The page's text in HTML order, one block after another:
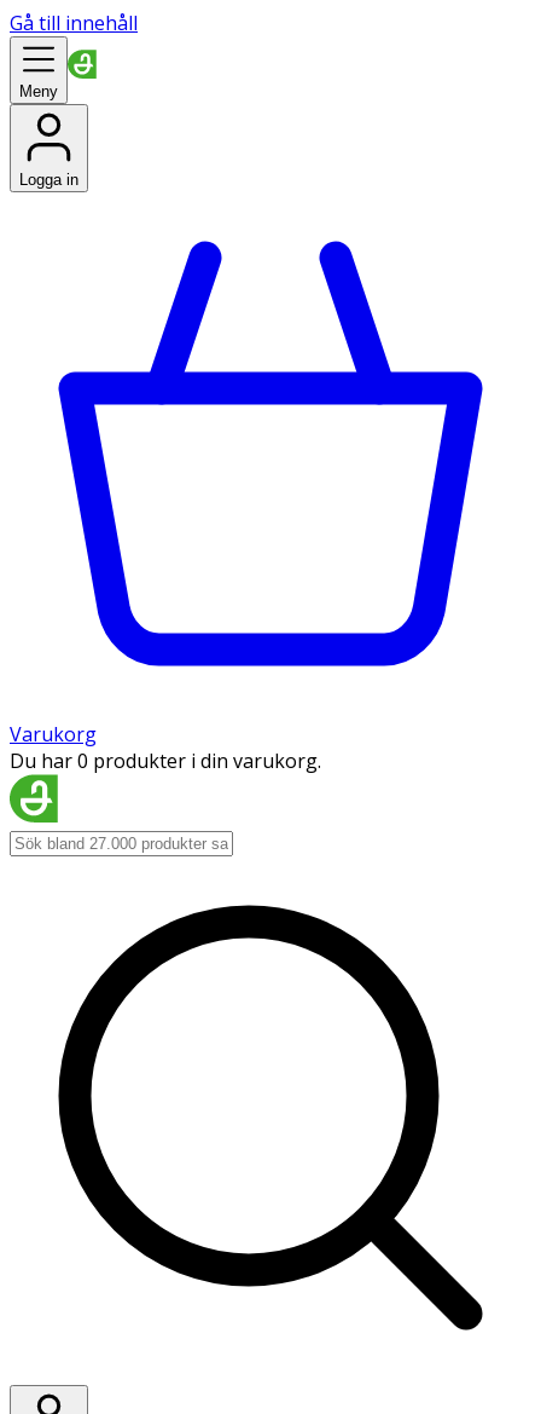
Gå till innehåll
Meny
Logga in
Varukorg
Du har 0 produkter i din varukorg.